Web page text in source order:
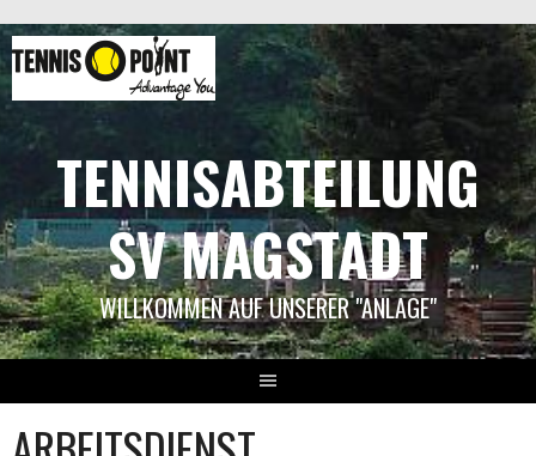
zum
Inhalt
TENNISABTEILUNG
SV MAGSTADT
WILLKOMMEN AUF UNSERER "ANLAGE"